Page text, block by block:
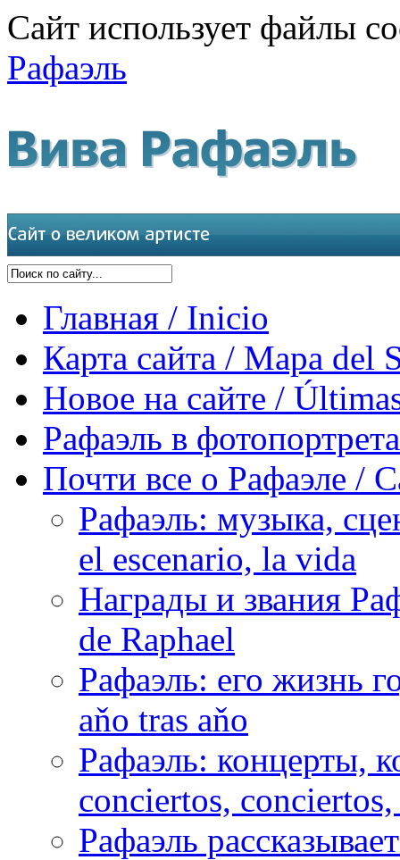
Сайт использует файлы
Рафаэль
Главная / Inicio
Карта сайта / Mapa del
Новое на сайте /
Рафаэль в
Почти все о Рафаэле /
Рафаэль: музыка,
el escenario, la vida
Награды и звания
de Raphael
Рафаэль: его жизнь
aňo tras aňo
Рафаэль: концерты,
conciertos,
Рафаэль